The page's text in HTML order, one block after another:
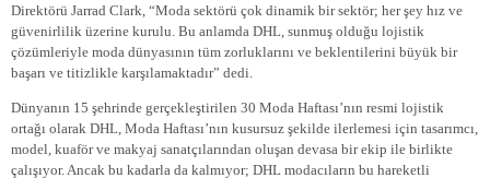
Direktörü Jarrad Clark, “Moda sektörü çok dinamik bir sektör; her şey hız ve
güvenirlilik üzerine kurulu. Bu anlamda DHL, sunmuş olduğu lojistik
çözümleriyle moda dünyasının tüm zorluklarını ve beklentilerini büyük bir
başarı ve titizlikle karşılamaktadır” dedi.
Dünyanın 15 şehrinde gerçekleştirilen 30 Moda Haftası’nın resmi lojistik
ortağı olarak DHL, Moda Haftası’nın kusursuz şekilde ilerlemesi için tasarımcı,
model, kuaför ve makyaj sanatçılarından oluşan devasa bir ekip ile birlikte
çalışıyor. Ancak bu kadarla da kalmıyor; DHL modacıların bu hareketli